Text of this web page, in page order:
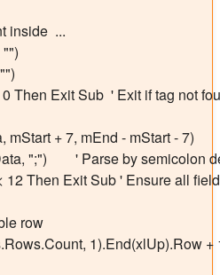
inside
...
")
")
Then Exit Sub  ' Exit if tag not
+ 7, mEnd - mStart - 7)
";")        ' Parse by semicolon
12 Then Exit Sub ' Ensure all
row
1).End(xlUp).Row +